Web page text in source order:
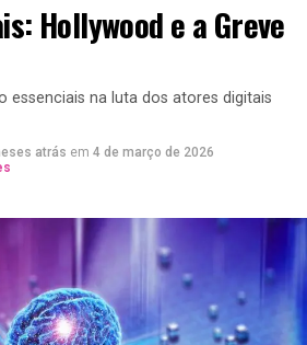
regras e diretrizes sobre o
Definir quem é responsável
e uso dos dados.
que os dados sejam precisos,
os dados contra acesso não
de Dados é
Hollywood e a Greve
essenciais na luta dos atores digitais
atrás em 4 de março de 2026